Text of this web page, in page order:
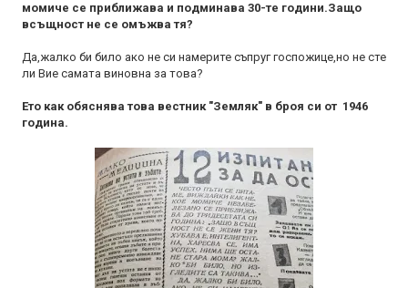
момиче се приближава и подминава 30-те години.Защо
всъщност не се омъжва тя?
Да,жалко би било ако не си намерите съпруг госпожице,но не сте
ли Вие самата виновна за това?
Ето как обяснява това вестник "Земляк" в броя си от 1946
година.